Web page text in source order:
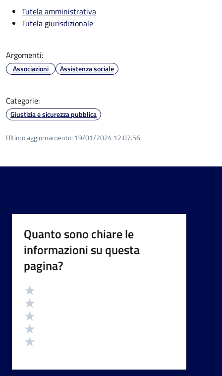
Tutela amministrativa
Tutela giurisdizionale
Argomenti:
Associazioni Assistenza sociale
Categorie:
Giustizia e sicurezza pubblica
Ultimo aggiornamento: 19/01/2024 12:07.56
Quanto sono chiare le
informazioni su questa
pagina?
Valutazione